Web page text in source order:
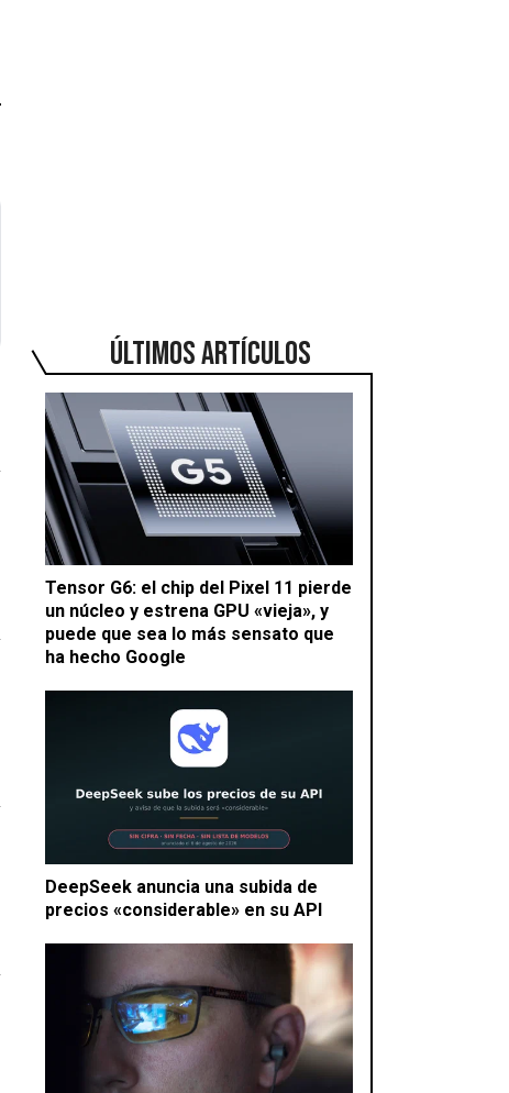
ÚLTIMOS ARTÍCULOS
Tensor G6: el chip del Pixel 11 pierde
un núcleo y estrena GPU «vieja», y
puede que sea lo más sensato que
ha hecho Google
DeepSeek anuncia una subida de
precios «considerable» en su API